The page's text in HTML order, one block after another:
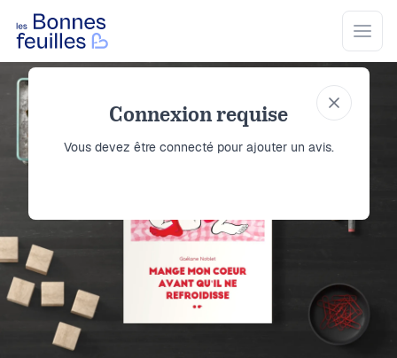
Les Bonnes Feuilles
Connexion requise
Vous devez être connecté pour ajouter un avis.